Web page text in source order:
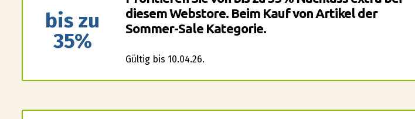
bis zu
35%
diesem Webstore. Beim Kauf von Artikel der
Sommer-Sale Kategorie.
Gültig bis 10.04.26.